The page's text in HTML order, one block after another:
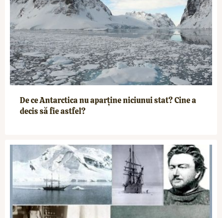
De ce Antarctica nu aparține niciunui stat? Cine a
decis să fie astfel?